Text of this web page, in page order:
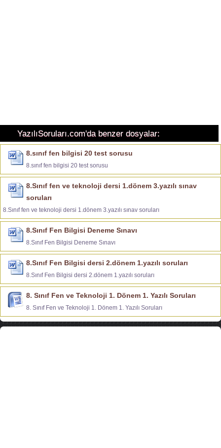
YazılıSoruları.com'da benzer dosyalar:
8.sınıf fen bilgisi 20 test sorusu
8.sınıf fen bilgisi 20 test sorusu
8.Sınıf fen ve teknoloji dersi 1.dönem 3.yazılı sınav
soruları
8.Sınıf fen ve teknoloji dersi 1.dönem 3.yazılı sınav soruları
8.Sınıf Fen Bilgisi Deneme Sınavı
8.Sınıf Fen Bilgisi Deneme Sınavı
8.Sınıf Fen Bilgisi dersi 2.dönem 1.yazılı soruları
8.Sınıf Fen Bilgisi dersi 2.dönem 1.yazılı soruları
8. Sınıf Fen ve Teknoloji 1. Dönem 1. Yazılı Soruları
8. Sınıf Fen ve Teknoloji 1. Dönem 1. Yazılı Soruları